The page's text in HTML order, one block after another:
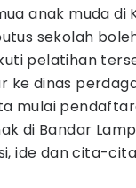
anak muda di
sekolah
pelatihan
ke dinas
mulai
di Bandar
ide dan cita-